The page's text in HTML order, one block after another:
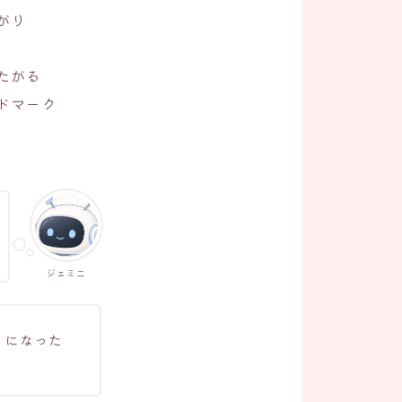
り
がる
マーク
ジェミ二
なった